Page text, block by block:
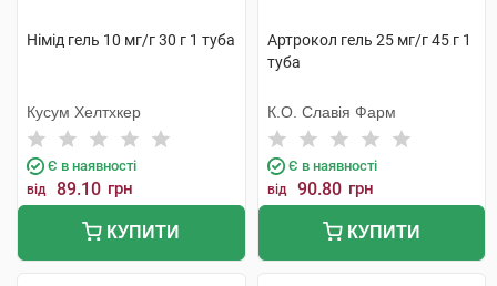
Німід гель 10 мг/г 30 г 1 туба
Кусум Хелтхкер
Є в наявності
від 89.10 грн
КУПИТИ
Артрокол гель 25 мг/г 45 г 1
туба
К.О. Славія Фарм
Є в наявності
від 90.80 грн
КУПИТИ